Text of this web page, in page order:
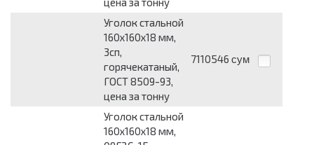
Уголок стальной
160х160х18 мм,
3сп,
горячекатаный,
ГОСТ 8509-93,
цена за тонну
7110546 сум
Уголок стальной
160х160х18 мм,